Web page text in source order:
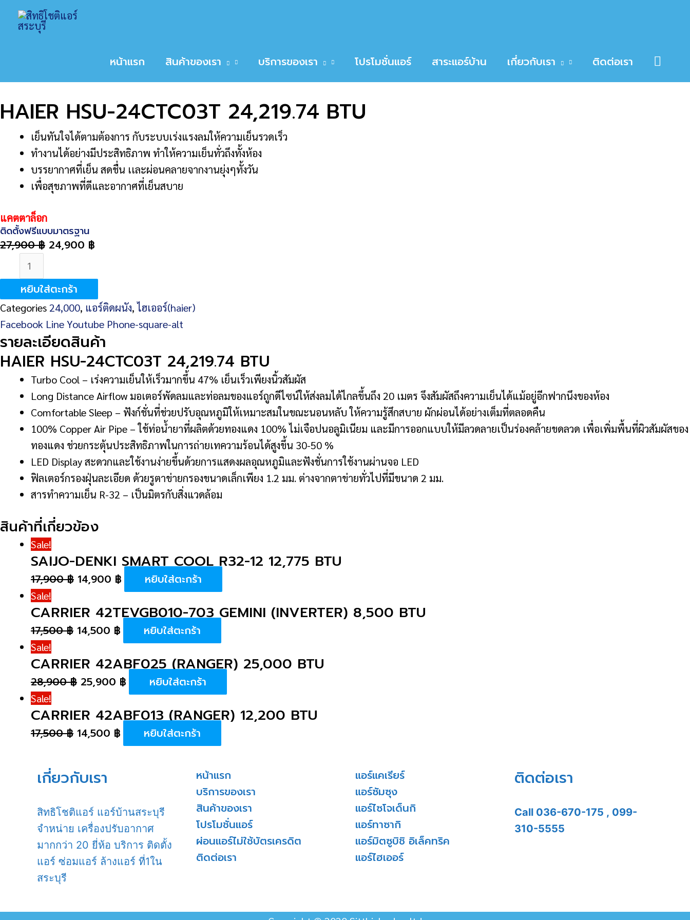
หน้าแรก สินค้าของเรา บริการของเรา โปรโมชั่นแอร์ สาระแอร์บ้าน เกี่ยวกับเรา ติดต่อเรา
Home สินค้า
หน้าหลัก/
HAIER HSU-24CTC03T 24,219.74 BTU
เย็นทันใจได้ตามต้องการ กับระบบเร่งแรงลมให้ความเย็นรวดเร็ว
ทำงานได้อย่างมีประสิทธิภาพ ทำให้ความเย็นทั่วถึงทั้งห้อง
บรรยากาศที่เย็น สดชื่น เเละผ่อนคลายจากงานยุ่งๆทั้งวัน
เพื่อสุขภาพที่ดีและอากาศที่เย็นสบาย
แคตตาล็อก
ติดตั้งฟรีแบบมาตรฐาน
27,900฿ 24,900 ฿
จำนวน
HAIER
HSU-
24CTC03T
24,219.74
BTU
ชิ้น
หยิบใส่ตะกร้า
Categories 24,000, แอร์ติดผนัง,ไฮเออร์(haier)
Facebook LineYoutube Phone-square-alt
รายละเอียดสินค้า
HAIER HSU-24CTC03T 24,219.74 BTU
Turbo Cool – เร่งความเย็นให้เร็วมากขึ้น 47% เย็นเร็วเพียงนิ้วสัมผัส
Long Distance Airflow มอเตอร์พัดลมและท่อลมของแอร์ถูกดีไซน์ให้ส่งลมได้ไกลขึ้นถึง 20 เมตร จึงสัมผัสถึงความเย็นได้แม้อยู่อีกฟากนึงของห้อง
Comfortable Sleep – ฟังก์ชั่นที่ช่วยปรับอุณหภูมิให้เหมาะสมในขณะนอนหลับ ให้ความรู้สึกสบาย ผักผ่อนได้อย่างเต็มที่ตลอดคืน
100% Copper Air Pipe – ใช้ท่อน้ำยาที่ผลิตด้วยทองแดง 100% ไม่เจือปนอลูมิเนียม และมีการออกแบบให้มีลวดลายเป็นร่องคล้ายขดลวด เพื่อเพิ่มพื้นที่ผิวสัมผัสของ
ทองแดง ช่วยกระตุ้นประสิทธิภาพในการถ่ายเทความร้อนได้สูงขึ้น 30-50 %
LED Display สะดวกและใช้งานง่ายขึ้นด้วยการแสดงผลอุณหภูมิและฟังชั่นการใช้งานผ่านจอ LED
ฟิลเตอร์กรองฝุ่นละเอียด ด้วยรูตาข่ายกรองขนาดเล็กเพียง 1.2 มม. ต่างจากตาข่ายทั่วไปที่มีขนาด 2 มม.
สารทำความเย็น R-32 – เป็นมิตรกับสิ่งแวดล้อม
สินค้าที่เกี่ยวข้อง
Sale!
SAIJO-DENKI SMART COOL R32-12 12,775 BTU
17,900฿ 14,900 ฿ หยิบใส่ตะกร้า
Sale!
CARRIER 42TEVGB010-703 GEMINI (INVERTER) 8,500 BTU
17,500฿ 14,500 ฿ หยิบใส่ตะกร้า
Sale!
CARRIER 42ABF025 (RANGER) 25,000 BTU
28,900฿ 25,900 ฿ หยิบใส่ตะกร้า
Sale!
CARRIER 42ABF013 (RANGER) 12,200 BTU
17,500฿ 14,500 ฿ หยิบใส่ตะกร้า
เกี่ยวกับเรา
สิทธิโชติแอร์ แอร์บ้านสระบุรี
จำหน่าย เครื่องปรับอากาศ
มากกว่า 20 ยี่ห้อ บริการ ติดตั้ง
แอร์ ซ่อมแอร์ ล้างแอร์ ที่1ใน
สระบุรี
หน้าแรก
บริการของเรา
สินค้าของเรา
โปรโมชั่นแอร์
ผ่อนแอร์ไม่ใช้บัตรเครดิต
ติดต่อเรา
แอร์แคเรียร์
แอร์ซัมซุง
แอร์ไซโจเด็นกิ
แอร์ทาซากิ
แอร์มิตซูบิชิ อิเล็คทริค
แอร์ไฮเออร์
ติดต่อเรา
Call 036-670-175 , 099-
310-5555